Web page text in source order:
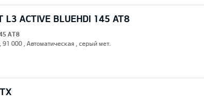
L3 ACTIVE BLUEHDI 145 AT8
AT8
000 , Автоматическая , серый мет.